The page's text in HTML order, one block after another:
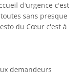
d'urgence c'est
sans presque
du Cœur c'est à
demandeurs